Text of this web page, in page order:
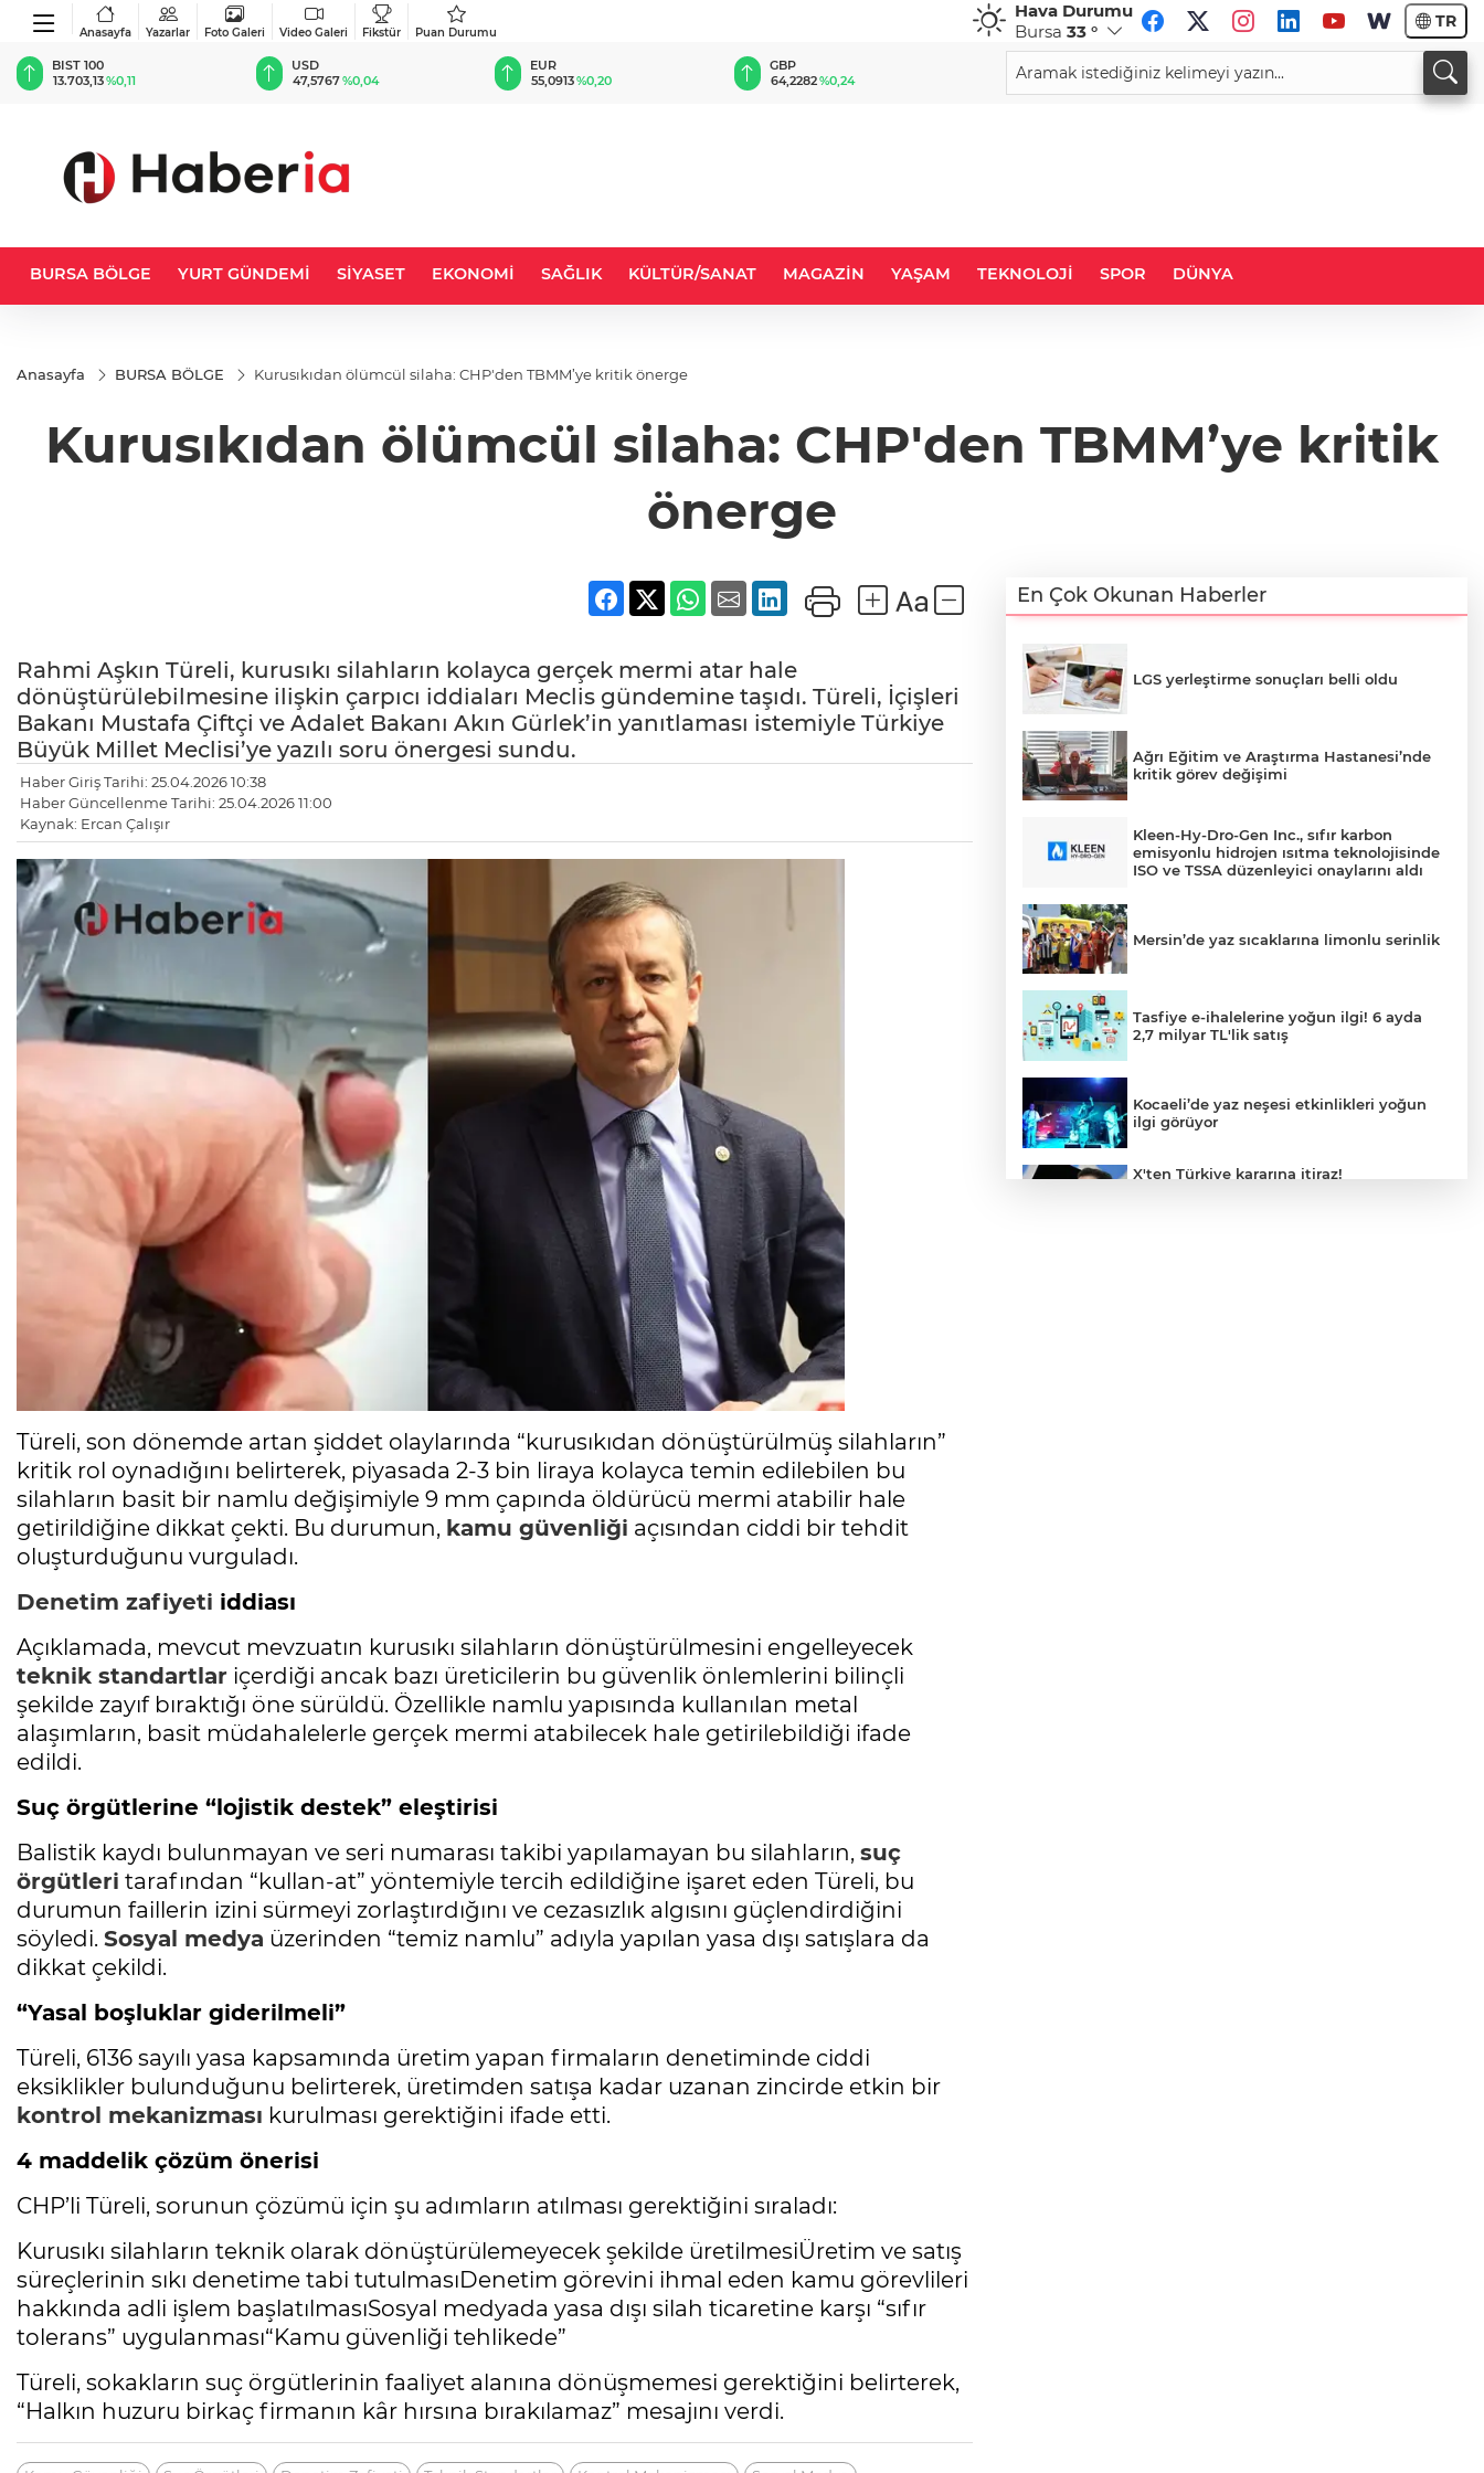
Anasayfa Yazarlar Foto Galeri Video Galeri Fikstür Puan Durumu
Hava Durumu
Bursa 33 ° TR
BIST 100
13.703,13%0,11
USD
47,5767%0,04
EUR
55,0913%0,20
GBP
64,2282%0,24
CHF
58,9984%0,14
33,9591
BURSA BÖLGE YURT GÜNDEMİ SİYASET EKONOMİ SAĞLIK KÜLTÜR/SANAT MAGAZİN YAŞAM TEKNOLOJİ SPOR DÜNYA
Anasayfa BURSA BÖLGE Kurusıkıdan ölümcül silaha: CHP'den TBMM’ye kritik önerge
Kurusıkıdan ölümcül silaha: CHP'den TBMM’ye kritik
önerge
Rahmi Aşkın Türeli, kurusıkı silahların kolayca gerçek mermi atar hale
dönüştürülebilmesine ilişkin çarpıcı iddiaları Meclis gündemine taşıdı. Türeli, İçişleri
Bakanı Mustafa Çiftçi ve Adalet Bakanı Akın Gürlek’in yanıtlaması istemiyle Türkiye
Büyük Millet Meclisi’ye yazılı soru önergesi sundu.
Haber Giriş Tarihi: 25.04.2026 10:38
Haber Güncellenme Tarihi: 25.04.2026 11:00
Kaynak: Ercan Çalışır
Türeli, son dönemde artan şiddet olaylarında “kurusıkıdan dönüştürülmüş silahların”
kritik rol oynadığını belirterek, piyasada 2-3 bin liraya kolayca temin edilebilen bu
silahların basit bir namlu değişimiyle 9 mm çapında öldürücü mermi atabilir hale
getirildiğine dikkat çekti. Bu durumun, kamu güvenliği açısından ciddi bir tehdit
oluşturduğunu vurguladı.
Denetim zafiyeti iddiası
Açıklamada, mevcut mevzuatın kurusıkı silahların dönüştürülmesini engelleyecek
teknik standartlar içerdiği ancak bazı üreticilerin bu güvenlik önlemlerini bilinçli
şekilde zayıf bıraktığı öne sürüldü. Özellikle namlu yapısında kullanılan metal
alaşımların, basit müdahalelerle gerçek mermi atabilecek hale getirilebildiği ifade
edildi.
Suç örgütlerine “lojistik destek” eleştirisi
Balistik kaydı bulunmayan ve seri numarası takibi yapılamayan bu silahların, suç
örgütleri tarafından “kullan-at” yöntemiyle tercih edildiğine işaret eden Türeli, bu
durumun faillerin izini sürmeyi zorlaştırdığını ve cezasızlık algısını güçlendirdiğini
söyledi. Sosyal medya üzerinden “temiz namlu” adıyla yapılan yasa dışı satışlara da
dikkat çekildi.
“Yasal boşluklar giderilmeli”
Türeli, 6136 sayılı yasa kapsamında üretim yapan firmaların denetiminde ciddi
eksiklikler bulunduğunu belirterek, üretimden satışa kadar uzanan zincirde etkin bir
kontrol mekanizması kurulması gerektiğini ifade etti.
4 maddelik çözüm önerisi
CHP’li Türeli, sorunun çözümü için şu adımların atılması gerektiğini sıraladı:
Kurusıkı silahların teknik olarak dönüştürülemeyecek şekilde üretilmesiÜretim ve satış
süreçlerinin sıkı denetime tabi tutulmasıDenetim görevini ihmal eden kamu görevlileri
hakkında adli işlem başlatılmasıSosyal medyada yasa dışı silah ticaretine karşı “sıfır
tolerans” uygulanması“Kamu güvenliği tehlikede”
Türeli, sokakların suç örgütlerinin faaliyet alanına dönüşmemesi gerektiğini belirterek,
“Halkın huzuru birkaç firmanın kâr hırsına bırakılamaz” mesajını verdi.
En Çok Okunan Haberler
LGS yerleştirme sonuçları belli oldu
Ağrı Eğitim ve Araştırma Hastanesi’nde
kritik görev değişimi
Kleen-Hy-Dro-Gen Inc., sıfır karbon
emisyonlu hidrojen ısıtma teknolojisinde
ISO ve TSSA düzenleyici onaylarını aldı
Mersin’de yaz sıcaklarına limonlu serinlik
Tasfiye e-ihalelerine yoğun ilgi! 6 ayda
2,7 milyar TL'lik satış
Kocaeli’de yaz neşesi etkinlikleri yoğun
ilgi görüyor
X'ten Türkiye kararına itiraz!